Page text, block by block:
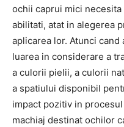
ochii caprui mici
abilitati, atat in alegerea
aplicarea lor. Atunci
luarea in considerare a
a culorii pielii, a culorii
a spatiului disponibil
impact pozitiv in
machiaj destinat ochilor